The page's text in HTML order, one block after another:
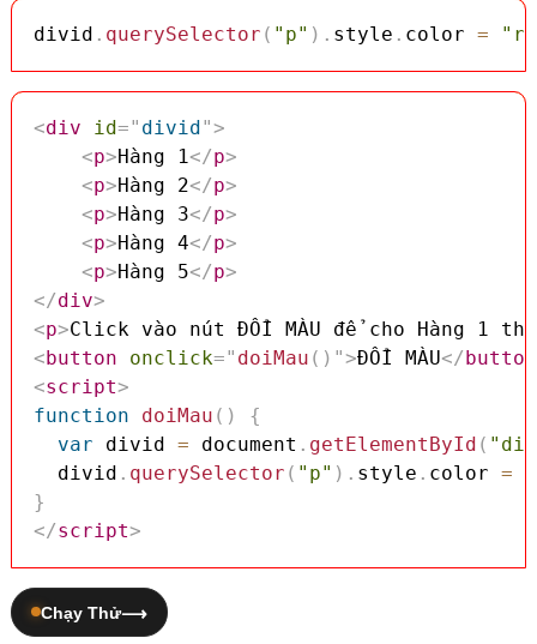
divid . querySelector ( "p" ) . style . color =
<div id=" divid">
<p>Hàng 1 </p>
<p>Hàng 2</p>
<p>Hàng 3</p>
<p>Hàng 4</p>
<p>Hàng 5</p>
</div>
<p>Click vào nút ĐỔI MÀU để cho Hàng 1
<button onclick=" doiMau ( ) ">ĐỔI MÀU</button
<script>
function
doiMau ( )
{
var divid = document . getElementById (
  divid
. querySelector ( "p" ) . style . color =
}
</script>
Chạy Thử